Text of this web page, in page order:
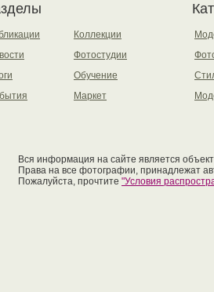
Коллекции
Фотостудии
Обучение
Маркет
Вся информация на сайте является
Права на все фотографии, принадлежат
Пожалуйста, прочтите "Условия